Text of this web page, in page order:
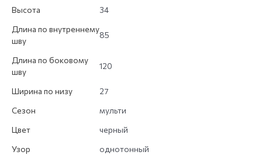
Высота
34
Длина по внутреннему
шву
85
Длина по боковому
шву
120
Ширина по низу
27
Сезон
мульти
Цвет
черный
Узор
однотонный